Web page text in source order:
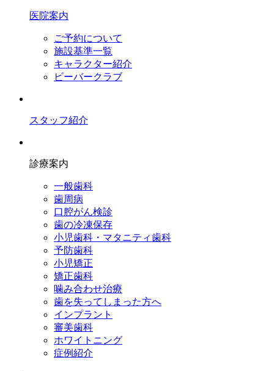
医院案内
ご予約について
施設基準一覧
キャラクター紹介
ビーバークラブ
スタッフ紹介
診療案内
一般歯科
歯周病
口腔がん検診
歯の冷凍保存
小児歯科・マタニティ歯科
予防歯科
小児矯正
矯正歯科
噛み合わせ治療
歯を失ってしまった方へ
インプラント
審美歯科
ホワイトニング
症例紹介